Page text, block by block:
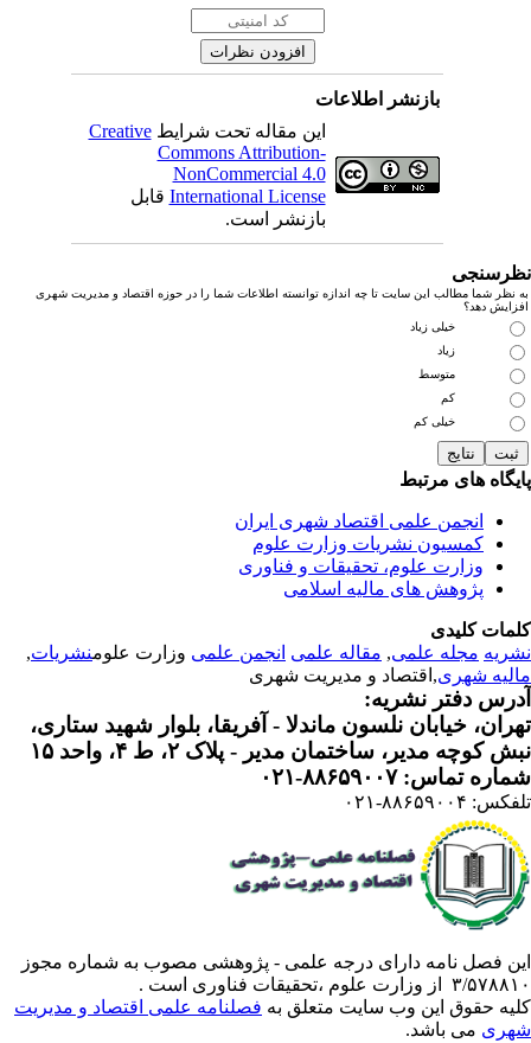
بازنشر اطلاعات
این مقاله تحت شرایطCreative
Commons Attribution-
NonCommercial 4.0
International Licenseقابل
بازنشر است.
نظر شما مطالب این سایت تا چه اندازه توانسته اطلاعات شما را در حوزه اقتصاد و مدیریت شهری
دهد؟
خیلی زیاد
زیاد
متوسط
خیلی کم
های مرتبط
انجمن علمی اقتصاد شهری ایران
کمسیون نشریات وزارت علوم
وزارت علوم، تحقیقات و فناوری
پژوهش های مالیه اسلامی
کلیدی
مجله علمی, مقاله علمی انجمن علمیوزارت علومنشریات,
شهری ,اقتصاد و مدیریت شهری
دفتر نشریه:
خیابان نلسون ماندلا - آفریقا، بلوار شهید ستاری،
کوچه مدیر، ساختمان مدیر - پلاک ۲، ط ۴، واحد ۱۵
تماس: ۸۸۶۵۹۰۰۷-۰۲۱
۸۸۶۵۹۰۰۴-۰۲۱
فصل نامه دارای درجه علمی - پژوهشی مصوب به شماره مجوز
وزارت علوم ،تحقیقات فناوری است .
حقوق این وب سایت متعلق بهفصلنامه علمی اقتصاد و مدیریت
می باشد.